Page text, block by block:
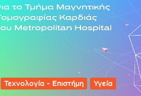
Τεχνολογία - Επιστήμη Υγεία